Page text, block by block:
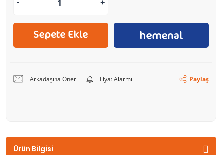
Arkadaşına Öner Fiyat Alarmı Paylaş
Ürün Bilgisi